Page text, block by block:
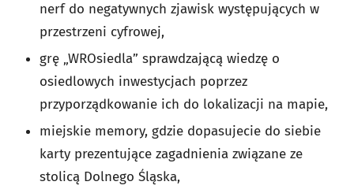
nerf do negatywnych zjawisk występujących w
przestrzeni cyfrowej,
grę „WROsiedla” sprawdzającą wiedzę o
osiedlowych inwestycjach poprzez
przyporządkowanie ich do lokalizacji na mapie,
miejskie memory, gdzie dopasujecie do siebie
karty prezentujące zagadnienia związane ze
stolicą Dolnego Śląska,